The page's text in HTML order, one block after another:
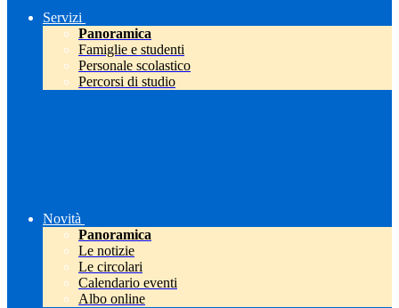
Servizi
Panoramica
Famiglie e studenti
Personale scolastico
Percorsi di studio
Novità
Panoramica
Le notizie
Le circolari
Calendario eventi
Albo online